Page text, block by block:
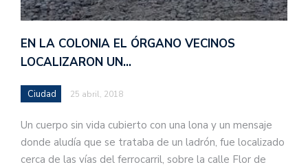
EN LA COLONIA EL ÓRGANO VECINOS
LOCALIZARON UN…
Ciudad 25 abril, 2018
Un cuerpo sin vida cubierto con una lona y un mensaje
donde aludía que se trataba de un ladrón, fue localizado
cerca de las vías del ferrocarril, sobre la calle Flor de